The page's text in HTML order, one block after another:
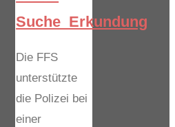
Suche_Erkundung
Die FFS
unterstützte
die Polizei bei
einer